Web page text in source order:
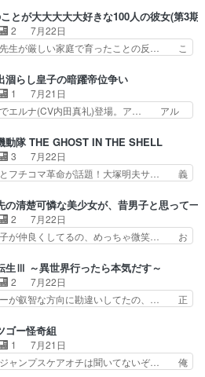
とんどなかった。… 単純単調な話にな
て、、、え？そ… 徐々にわかってくん
れ以上動けな…
ようじょしぇんき2』本編に加… 」はち
過ぎんかサンプル数1やん… ターニャ
方向に進まずこれでまた… 合衆国と帝
合い中、同盟国が講和… 戦争は始める
の大佐がサラマン… 直属の部下ですら
か。。戦争は始… 「（あの量の差が気
）」ジェ…
とが大大大大大好きな100人の彼女(第3期)
2
7月22日
生が厳しい家庭で育ったことの反… こ
カ、日本人、国語教師＋新たな… ナデ
撫子、やまと100Girl… 美しすぎる美
しいは美しすぎてうっ… 25)BP○さん見
最高の機能… 前任退職、後任の教師ナ
らしい… ①次の新キャラは後任の国語
グを… どうしてもルー大柴が頭を横切
ン…
涸らし皇子の暗躍帝位争い
1
7月21日
でエルナ(CV内田真礼)登場。ア… アル
多いｗ骸骨騎士様、只今異… 傀儡政権
るのか、弟が皇帝になっ… エルナは
で絡んでくるのがやっ… アルノルトが
基礎体力は一般人以… これリアル内田
ていたのは頭の… 主人公含めどいつも
ラフルなだけ… 跡継ぎ候補多すぎるw
った人気に…
動隊 THE GHOST IN THE SHELL
3
7月22日
とフチコマ革命が話題！大塚明夫サ… 義
科学文明について我々の世界… まず、
い。私が思うに、銃撃戦が… いきなり
感。犯人をどんどん追い… 擬似記憶な
か分からないと思う？… をバンダイチ
リかな。ICT… 冒頭のアクションから
た。皆人形… ひとつの単体の作品とし
いと思い…
の清楚可憐な美少女が、昔男子と思って一
2
7月22日
が仲良くしてるの、めっちゃ微笑… お
性だってことみんな知らなか… 姫子さ
んがラストに姫子さんのお… 初めて夜
に行った隼人と姫子は偶… こういう学
コメ元々好きだから設… にしても妹は
演してまーす！み… 隼人の家庭は隼人
担がかかってい… 三岳さんが隼人にと
止まりそうな…
生Ⅲ ～異世界行ったら本気だす～
2
7月22日
ーが叡智な方向に勘違いしてたの、… 正
ンネルで視聴。リーリャさん… なんか
ルーデウスめ…これでエリ… トレント
らかの際に活躍するんやろ… アイシ
んと末恐ろしい妹なんだ！… ルーデウ
ゴー怪奇組
1
7月21日
ジャンプスケアオチは聞いてないぞ… 俺